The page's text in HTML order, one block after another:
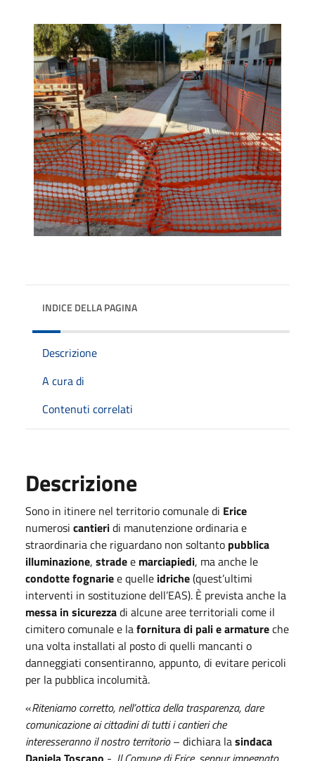
INDICE DELLA PAGINA
Descrizione
A cura di
Contenuti correlati
Descrizione
Sono in itinere nel territorio comunale di Erice
numerosi cantieridi manutenzione ordinaria e
straordinaria che riguardano non soltanto pubblica
illuminazione, stradee marciapiedi, ma anche le
condotte fognariee quelle idriche(quest’ultimi
interventi in sostituzione dell’EAS). È prevista anche la
messa in sicurezzadi alcune aree territoriali come il
cimitero comunale e lafornitura di pali e armatureche
una volta installati al posto di quelli mancanti o
danneggiati consentiranno, appunto, di evitare pericoli
per la pubblica incolumità.
«Riteniamo corretto, nell’ottica della trasparenza, dare
comunicazione ai cittadini di tutti i cantieri che
interesseranno il nostro territorio– dichiara lasindaca